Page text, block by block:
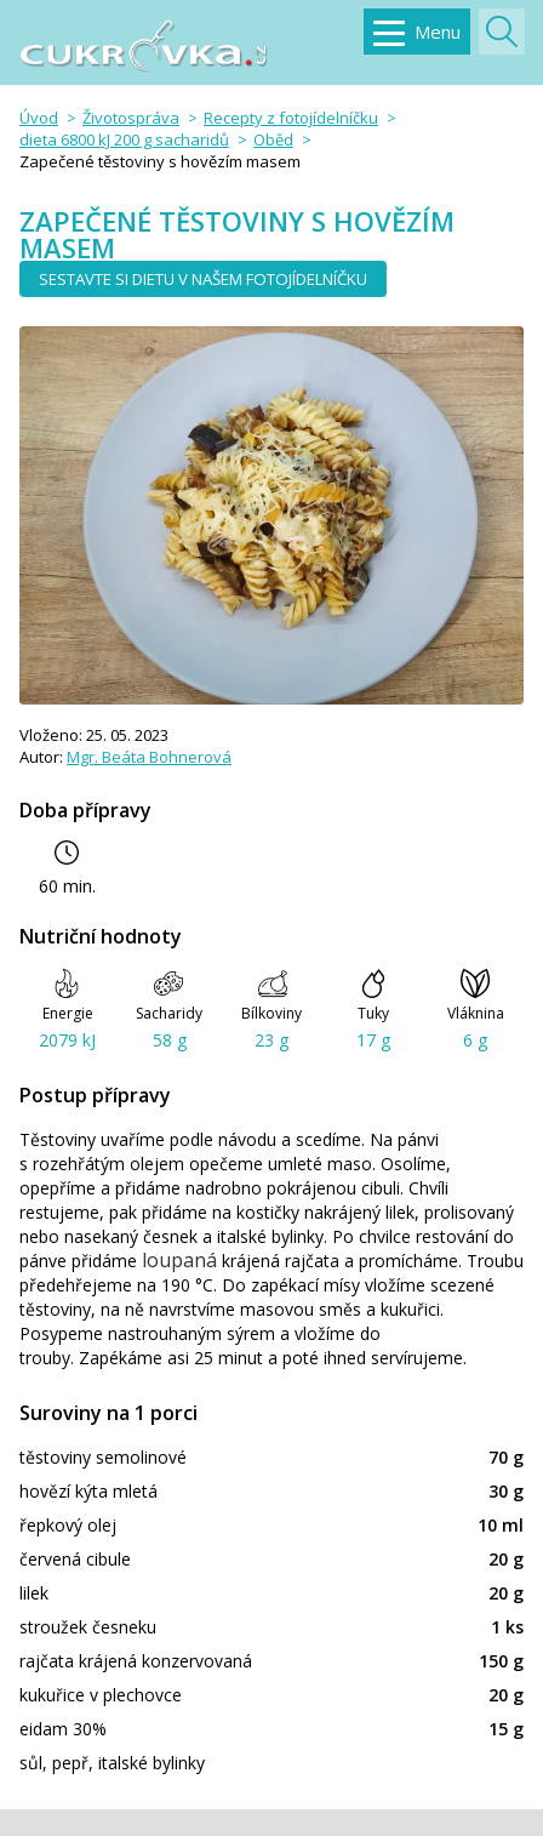
Menu
Úvod Životospráva
Recepty z fotojídelníčku
dieta 6800 kJ 200 g sacharidů
Oběd
Zapečené těstoviny s hovězím masem
ZAPEČENÉ TĚSTOVINY S HOVĚZÍM
MASEM
SESTAVTE SI DIETU V NAŠEM FOTOJÍDELNÍČKU
Doba přípravy
60 min.
Vloženo: 25. 05. 2023
Autor: Mgr. Beáta Bohnerová
Nutriční hodnoty
Energie
2079 kJ
Sacharidy
58 g
Bílkoviny
23 g
Tuky
17 g
Vláknina
6 g
Postup přípravy
Těstoviny uvaříme podle návodu a scedíme. Na pánvi
s rozehřátým olejem opečeme umleté maso. Osolíme,
opepříme a přidáme nadrobno pokrájenou cibuli. Chvíli
restujeme, pak přidáme na kostičky nakrájený lilek, prolisovaný
nebo nasekaný česnek a italské bylinky. Po chvilce restování do
pánve přidáme loupaná krájená rajčata a promícháme. Troubu
předehřejeme na 190 °C. Do zapékací mísy vložíme scezené
těstoviny, na ně navrstvíme masovou směs a kukuřici.
Posypeme nastrouhaným sýrem a vložíme do
trouby. Zapékáme asi 25 minut a poté ihned servírujeme.
Suroviny na 1 porci
těstoviny semolinové
70 g
hovězí kýta mletá
30 g
řepkový olej
10 ml
červená cibule
20 g
lilek
20 g
stroužek česneku
1 ks
rajčata krájená konzervovaná
150 g
kukuřice v plechovce
20 g
eidam 30%
15 g
sůl, pepř, italské bylinky